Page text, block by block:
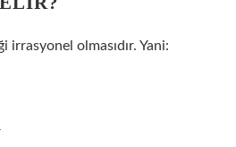
irrasyonel olmasıdır. Yani: